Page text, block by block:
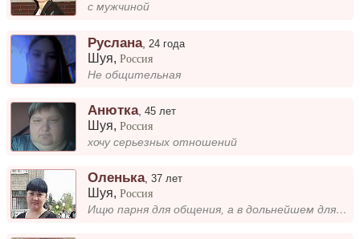
c мужчиной
Руслана, 24 года
Шуя,Россия
Не общительная
Анютка,45 лет
Шуя,Россия
хочу серьезных отношений
Оленька,37 лет
Шуя,Россия
Ищю парня для общения, а в дольнейшем для серьёзных отношений!